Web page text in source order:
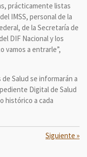
prácticamente listas
IMSS, personal de la
de la Secretaría de
DIF Nacional y los
vamos a entrarle”,
Salud se informarán a
Digital de Salud
histórico a cada
Siguiente »